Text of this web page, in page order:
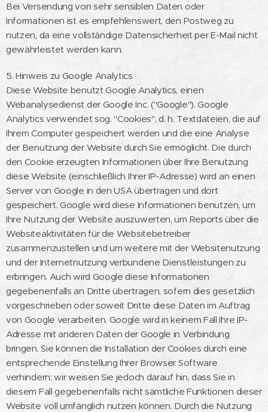
Bei Versendung von sehr sensiblen Daten oder
Informationen ist es empfehlenswert, den Postweg zu
nutzen, da eine vollständige Datensicherheit per E-Mail nicht
gewährleistet werden kann.
5. Hinweis zu Google Analytics
Diese Website benutzt Google Analytics, einen
Webanalysedienst der Google Inc. ("Google"). Google
Analytics verwendet sog. "Cookies", d. h. Textdateien, die auf
Ihrem Computer gespeichert werden und die eine Analyse
der Benutzung der Website durch Sie ermöglicht. Die durch
den Cookie erzeugten Informationen über Ihre Benutzung
diese Website (einschließlich Ihrer IP-Adresse) wird an einen
Server von Google in den USA übertragen und dort
gespeichert. Google wird diese Informationen benutzen, um
Ihre Nutzung der Website auszuwerten, um Reports über die
Websiteaktivitäten für die Websitebetreiber
zusammenzustellen und um weitere mit der Websitenutzung
und der Internetnutzung verbundene Dienstleistungen zu
erbringen. Auch wird Google diese Informationen
gegebenenfalls an Dritte übertragen, sofern dies gesetzlich
vorgeschrieben oder soweit Dritte diese Daten im Auftrag
von Google verarbeiten. Google wird in keinem Fall Ihre IP-
Adresse mit anderen Daten der Google in Verbindung
bringen. Sie können die Installation der Cookies durch eine
entsprechende Einstellung Ihrer Browser Software
verhindern; wir weisen Sie jedoch darauf hin, dass Sie in
diesem Fall gegebenenfalls nicht sämtliche Funktionen dieser
Website voll umfänglich nutzen können. Durch die Nutzung